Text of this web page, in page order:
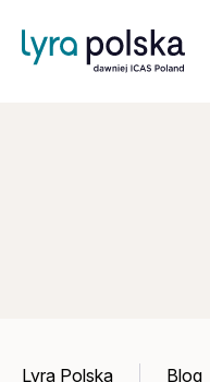
Lyra Polska Blog